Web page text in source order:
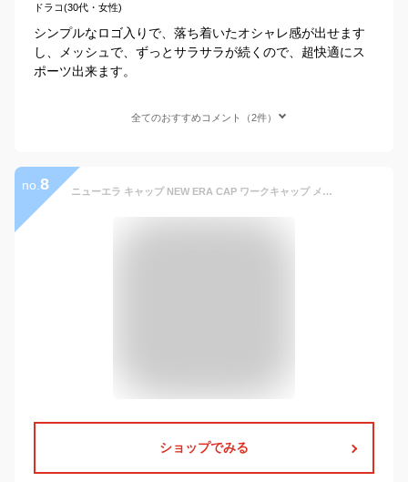
ドラコ(30代・女性)
シンプルなロゴ入りで、落ち着いたオシャレ感が出せます
し、メッシュで、ずっとサラサラが続くので、超快適にス
ポーツ出来ます。
全てのおすすめコメント（2件）
no. 8 ニューエラ キャップ NEW ERA CAP ワークキャップ メンズ レディース 帽子 無地 シンプル ベーシック 黒 ベージュ カーキ コットン 綿 ランド 深め おしゃれ かっこいい 人気 春 夏 秋 冬 オールシーズン ニューエラー 大きい 小さい サイズ 正規品 ユニセックス 男女兼用
ショップでみる